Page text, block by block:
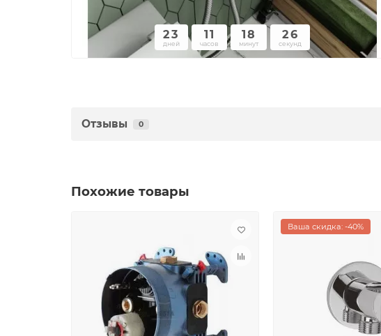
23
дней
11
часов
18
минут
26
секунд
Отзывы 0
Похожие товары
Ваша скидка: -40%